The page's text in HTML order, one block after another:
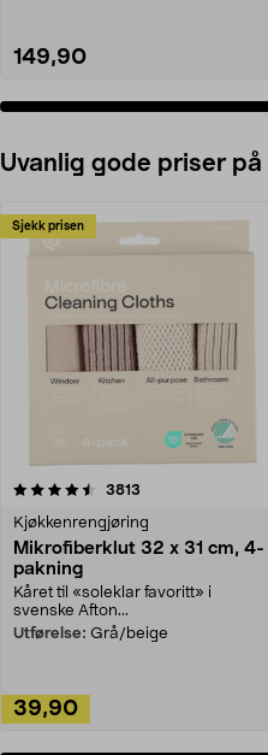
149,90
Uvanlig gode priser
Sjekk prisen
3813
Kjøkkenrengjøring
Mikrofiberklut 32 x 31 cm, 4-
pakning
Kåret til «soleklar favoritt» i
svenske Afton...
Utførelse: Grå/beige
39,90
4.5av 5 stjerner